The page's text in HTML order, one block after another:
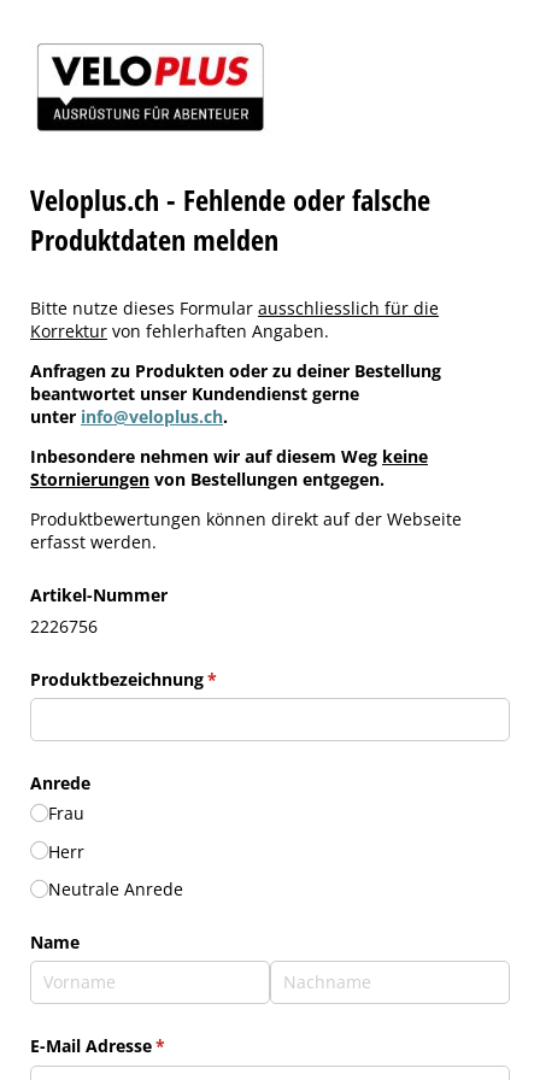
Veloplus.ch - Fehlende oder falsche
Produktdaten melden
Bitte nutze dieses Formular ausschliesslich für die
Korrektur von fehlerhaften Angaben.
Anfragen zu Produkten oder zu deiner Bestellung
beantwortet unser Kundendienst gerne
unter info@veloplus.ch.
Inbesondere nehmen wir auf diesem Weg keine
Stornierungen von Bestellungen entgegen.
Produktbewertungen können direkt auf der Webseite
erfasst werden.
Artikel-Nummer
2226756
Produktbezeichnung*
(erforderlich)
Anrede
Frau
Herr
Neutrale Anrede
Name
E-Mail Adresse*
(erforderlich)